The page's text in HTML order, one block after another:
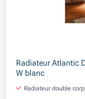
Radiateur Atlantic
W blanc
Radiateur double